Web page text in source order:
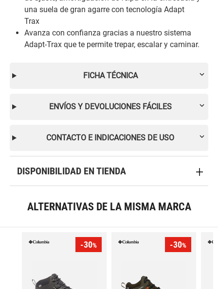
una suela de gran agarre con tecnología Adapt
Trax
Avanza con confianza gracias a nuestro sistema
Adapt-Trax que te permite trepar, escalar y caminar.
FICHA TÉCNICA
ENVÍOS Y DEVOLUCIONES FÁCILES
CONTACTO E INDICACIONES DE USO
DISPONIBILIDAD EN TIENDA
ALTERNATIVAS DE LA MISMA MARCA
-30% -30%